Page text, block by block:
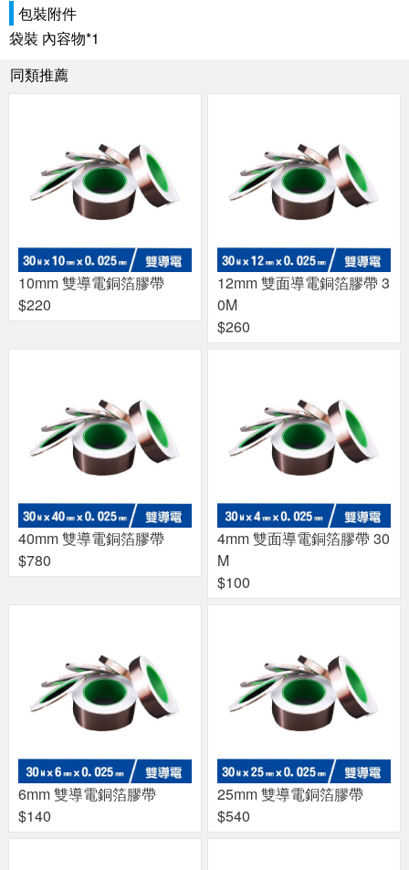
包裝附件
袋裝 內容物*1
同類推薦
10mm 雙導電銅箔膠帶
$220
12mm 雙面導電銅箔膠帶 3
0M
$260
40mm 雙導電銅箔膠帶
$780
4mm 雙面導電銅箔膠帶 30
M
$100
6mm 雙導電銅箔膠帶
$140
25mm 雙導電銅箔膠帶
$540